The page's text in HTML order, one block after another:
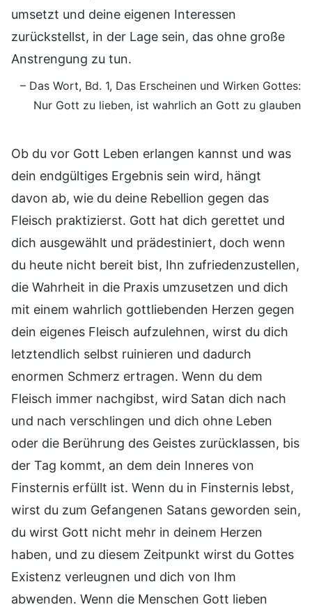
umsetzt und deine eigenen Interessen
zurückstellst, in der Lage sein, das ohne große
Anstrengung zu tun.
– Das Wort, Bd. 1, Das Erscheinen und Wirken Gottes:
Nur Gott zu lieben, ist wahrlich an Gott zu glauben
Ob du vor Gott Leben erlangen kannst und was
dein endgültiges Ergebnis sein wird, hängt
davon ab, wie du deine Rebellion gegen das
Fleisch praktizierst. Gott hat dich gerettet und
dich ausgewählt und prädestiniert, doch wenn
du heute nicht bereit bist, Ihn zufriedenzustellen,
die Wahrheit in die Praxis umzusetzen und dich
mit einem wahrlich gottliebenden Herzen gegen
dein eigenes Fleisch aufzulehnen, wirst du dich
letztendlich selbst ruinieren und dadurch
enormen Schmerz ertragen. Wenn du dem
Fleisch immer nachgibst, wird Satan dich nach
und nach verschlingen und dich ohne Leben
oder die Berührung des Geistes zurücklassen, bis
der Tag kommt, an dem dein Inneres von
Finsternis erfüllt ist. Wenn du in Finsternis lebst,
wirst du zum Gefangenen Satans geworden sein,
du wirst Gott nicht mehr in deinem Herzen
haben, und zu diesem Zeitpunkt wirst du Gottes
Existenz verleugnen und dich von Ihm
abwenden. Wenn die Menschen Gott lieben